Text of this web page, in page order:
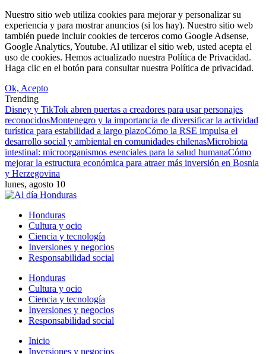
Nuestro sitio web utiliza cookies para mejorar y personalizar su
experiencia y para mostrar anuncios (si los hay). Nuestro sitio web
también puede incluir cookies de terceros como Google Adsense,
Google Analytics, Youtube. Al utilizar el sitio web, usted acepta el
uso de cookies. Hemos actualizado nuestra Política de Privacidad.
Haga clic en el botón para consultar nuestra Política de privacidad.
Ok, Acepto
Trending
Disney y TikTok abren puertas a creadores para usar personajes
reconocidosMontenegro y la importancia de diversificar la actividad
turística para estabilidad a largo plazoCómo la RSE impulsa el
desarrollo social y ambiental en comunidades chilenasMicrobiota
intestinal: microorganismos esenciales para la salud humanaCómo
mejorar la estructura económica para atraer más inversión en Bosnia
y Herzegovina
lunes, agosto 10
Honduras
Cultura y ocio
Ciencia y tecnología
Inversiones y negocios
Responsabilidad social
Honduras
Cultura y ocio
Ciencia y tecnología
Inversiones y negocios
Responsabilidad social
Inicio
Inversiones y negocios